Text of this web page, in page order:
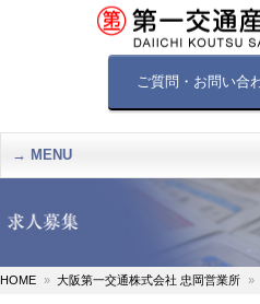
ご質問・お問い合
MENU
HOME 大阪第一交通株式会社 忠岡営業所